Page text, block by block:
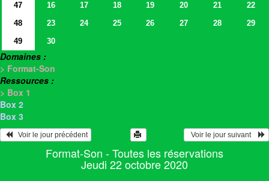
47
16 17 18 19 20 21
22
48
23 24 25 26 27 28
29
49
30
Domaines :
> Format-Son
Ressources :
> Box 1
Box 2
Box 3
   Voir le jour précédent
  Voir le jour suivant
Format-Son - Toutes les réservations
Jeudi 22 octobre 2020